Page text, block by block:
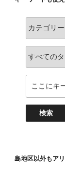
島地区以外もア